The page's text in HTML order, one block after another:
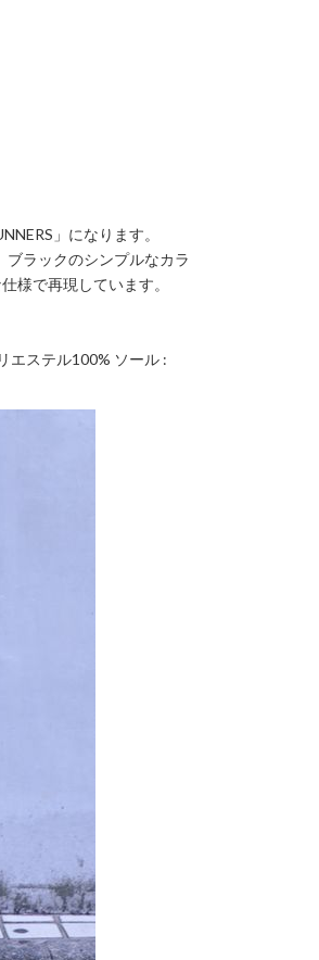
」になります。
ラックのシンプルなカラ
様で再現しています。
エステル100% ソール :